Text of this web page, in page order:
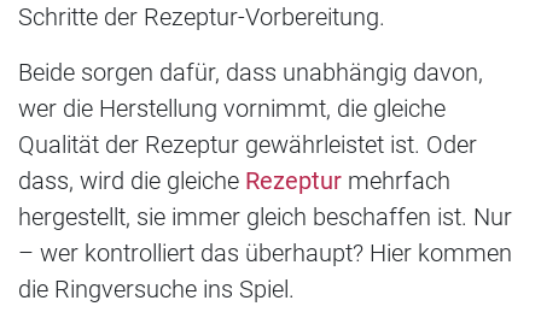
Schritte der Rezeptur-Vorbereitung.
Beide sorgen dafür, dass unabhängig davon,
wer die Herstellung vornimmt, die gleiche
Qualität der Rezeptur gewährleistet ist. Oder
dass, wird die gleiche Rezeptur mehrfach
hergestellt, sie immer gleich beschaffen ist. Nur
– wer kontrolliert das überhaupt? Hier kommen
die Ringversuche ins Spiel.